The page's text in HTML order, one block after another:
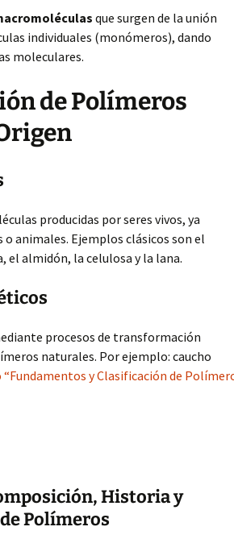
que surgen de la unión
individuales (monómeros), dando
moleculares.
de Polímeros
producidas por seres vivos, ya
o animales. Ejemplos clásicos son el
el almidón, la celulosa y la lana.
procesos de transformación
naturales. Por ejemplo: caucho
“Fundamentos y Clasificación de
Historia y
Polímeros